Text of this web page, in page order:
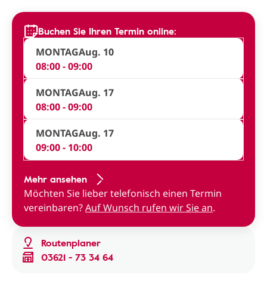
Routenplaner
03621 - 73 34 64
Buchen Sie Ihren Termin online:
MONTAGAug. 10
08:00 - 09:00
MONTAGAug. 17
08:00 - 09:00
MONTAGAug. 17
09:00 - 10:00
Mehr ansehen
Möchten Sie lieber telefonisch einen Termin
vereinbaren?Auf Wunsch rufen wir Sie an.